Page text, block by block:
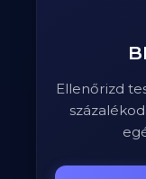
Ellenőrizd